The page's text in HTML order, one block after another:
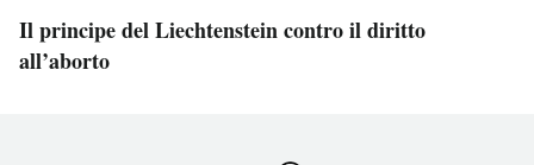
Il principe del Liechtenstein contro il diritto
all’aborto